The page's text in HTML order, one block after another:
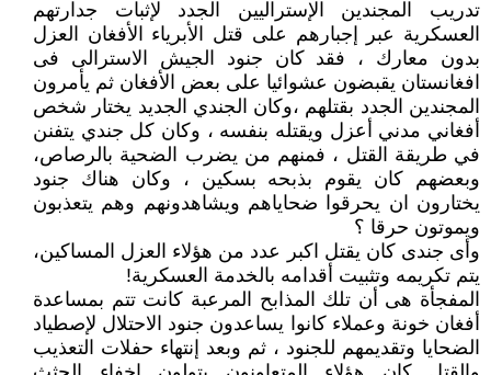
تدريب المجندين الإستراليين الجدد لإثبات جدارتهم
العسكرية عبر إجبارهم على قتل الأبرياء الأفغان العزل
بدون معارك ، فقد كان جنود الجيش الاسترالى فى
افغانستان يقبضون عشوائيا على بعض الأفغان ثم يأمرون
المجندين الجدد بقتلهم ،وكان الجندي الجديد يختار شخص
أفغاني مدني أعزل ويقتله بنفسه ، وكان كل جندي يتفنن
في طريقة القتل ، فمنهم من يضرب الضحية بالرصاص،
وبعضهم كان يقوم بذبحه بسكين ، وكان هناك جنود
يختارون ان يحرقوا ضحاياهم ويشاهدونهم وهم يتعذبون
ويموتون حرقا ؟
وأى جندى كان يقتل اكبر عدد من هؤلاء العزل المساكين،
يتم تكريمه وتثبيت أقدامه بالخدمة العسكرية!
المفجأة هى أن تلك المذابح المرعبة كانت تتم بمساعدة
أفغان خونة وعملاء كانوا يساعدون جنود الاحتلال لإصطياد
الضحايا وتقديمهم للجنود ، ثم وبعد إنتهاء حفلات التعذيب